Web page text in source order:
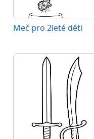
Meč pro 2leté děti